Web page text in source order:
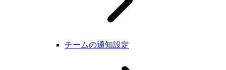
チームの通知設定